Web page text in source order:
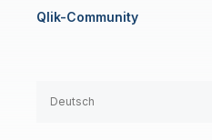
Qlik-Community
Deutsch